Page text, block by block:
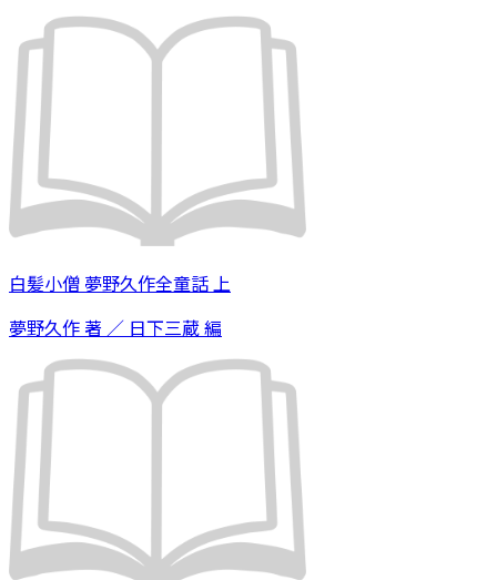
白髪小僧 夢野久作全童話 上
夢野久作 著 ／ 日下三蔵 編